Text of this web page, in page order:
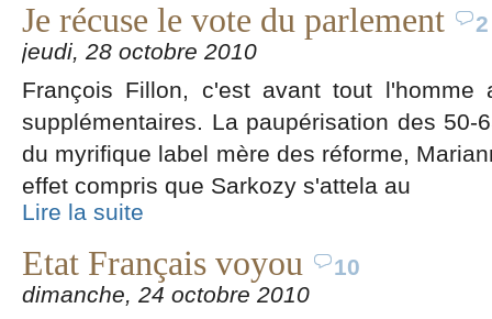
Je récuse le vote du parlement
2
jeudi, 28 octobre 2010
François Fillon, c'est avant tout
supplémentaires. La paupérisation des 50-
du myrifique label mère des réforme,
effet compris que Sarkozy s'attela au
Lire la suite
Etat Français voyou
10
dimanche, 24 octobre 2010